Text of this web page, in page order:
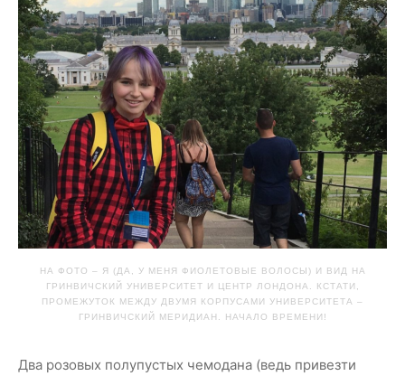
НА ФОТО – Я (ДА, У МЕНЯ ФИОЛЕТОВЫЕ ВОЛОСЫ) И ВИД НА
ГРИНВИЧСКИЙ УНИВЕРСИТЕТ И ЦЕНТР ЛОНДОНА. КСТАТИ,
ПРОМЕЖУТОК МЕЖДУ ДВУМЯ КОРПУСАМИ УНИВЕРСИТЕТА –
ГРИНВИЧСКИЙ МЕРИДИАН. НАЧАЛО ВРЕМЕНИ!
Два розовых полупустых чемодана (ведь привезти